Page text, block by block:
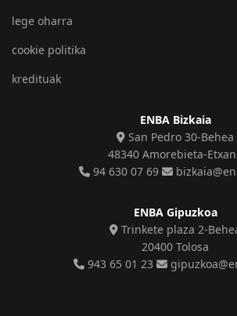
lege oharra
cookie politika
kredituak
ENBA Bizkaia
San Pedro 30-Behea
48340 Amorebieta-
94 630 07 69
ENBA Gipuzkoa
Trinkete plaza 2-
20400 Tolosa
943 65 01 23